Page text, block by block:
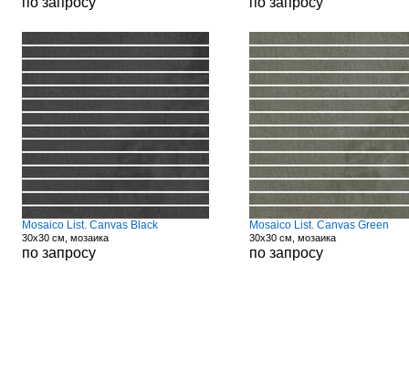
Mosaico List. Canvas Black
30x30 см, мозаика
по запросу
Mosaico List. Canvas Green
30x30 см, мозаика
по запросу